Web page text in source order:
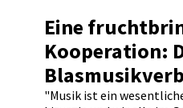
Eine
Kooperation:
"Musik ist ein